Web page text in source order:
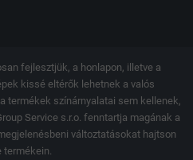
fejlesztjük, a honlapon, illetve a
kissé eltérők lehetnek a valós
termékek színárnyalatai sem kellenek,
Service s.r.o. fenntartja magának a
változtatásokat hajtson
termékein.